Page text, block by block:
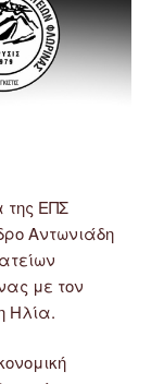
της ΕΠΣ
Αντωνιάδη
με τον
Ηλία.